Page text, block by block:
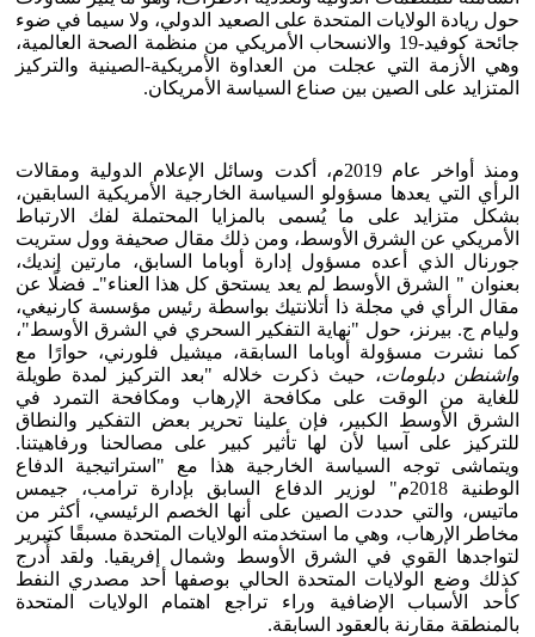
حول ريادة الولايات المتحدة على الصعيد الدولي، ولا سيما في ضوء
جائحة كوفيد-19 والانسحاب الأمريكي من منظمة الصحة العالمية،
وهي الأزمة التي عجلت من العداوة الأمريكية-الصينية والتركيز
المتزايد على الصين بين صناع السياسة الأمريكان.
ومنذ أواخر عام 2019م، أكدت وسائل الإعلام الدولية ومقالات
الرأي التي يعدها مسؤولو السياسة الخارجية الأمريكية السابقين،
بشكل متزايد على ما يُسمى بالمزايا المحتملة لفك الارتباط
الأمريكي عن الشرق الأوسط، ومن ذلك مقال صحيفة وول ستريت
جورنال الذي أعده مسؤول إدارة أوباما السابق، مارتين إنديك،
بعنوان " الشرق الأوسط لم يعد يستحق كل هذا العناء"ـ فضلًا عن
مقال الرأي في مجلة ذا أتلانتيك بواسطة رئيس مؤسسة كارنيغي،
وليام ج. بيرنز، حول "نهاية التفكير السحري في الشرق الأوسط"،
كما نشرت مسؤولة أوباما السابقة، ميشيل فلورني، حوارًا مع
واشنطن دبلومات، حيث ذكرت خلاله "بعد التركيز لمدة طويلة
للغاية من الوقت على مكافحة الإرهاب ومكافحة التمرد في
الشرق الأوسط الكبير، فإن علينا تحرير بعض التفكير والنطاق
للتركيز على آسيا لأن لها تأثير كبير على مصالحنا ورفاهيتنا.
ويتماشى توجه السياسة الخارجية هذا مع "استراتيجية الدفاع
الوطنية 2018م" لوزير الدفاع السابق بإدارة ترامب، جيمس
ماتيس، والتي حددت الصين على أنها الخصم الرئيسي، أكثر من
مخاطر الإرهاب، وهي ما استخدمته الولايات المتحدة مسبقًا كتبرير
لتواجدها القوي في الشرق الأوسط وشمال إفريقيا. ولقد أُدرج
كذلك وضع الولايات المتحدة الحالي بوصفها أحد مصدري النفط
كأحد الأسباب الإضافية وراء تراجع اهتمام الولايات المتحدة
بالمنطقة مقارنة بالعقود السابقة.